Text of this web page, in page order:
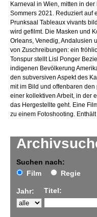
Suchen nach:
Film
Regie
Jahr: Titel:
Karneval in Wien, mitten in
Sommers 2021. Reduziert auf
Prunksaal Tableaux vivants
wird gefilmt. Die Masken und
Orleans, Venedig, Andalusien
von Zuschreibungen: ein
Tonspur stellt Lisl Ponger
indigenen Bevölkerung
den subversiven Aspekt des
mit im Bild und offenbaren
einer kollektiven Arbeit, in der
das Hergestellte geht. Eine
zu einem Fotoshooting.